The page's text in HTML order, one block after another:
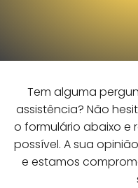
Tem alguma
assistência? Não
o formulário abaixo e
possível. A sua
e estamos